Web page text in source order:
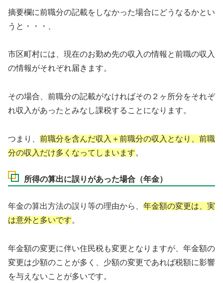
摘要欄に前職分の記載をしなかった場合にどうなるかとい
うと・・・、
市区町村には、現在のお勤め先の収入の情報と前職の収入
の情報がそれぞれ届きます。
その場合、前職分の記載がなければその２ヶ所分をそれぞ
れ収入があったとみなし課税することになります。
つまり、 前職分を含んだ収入＋前職分の収入となり、前職
分の収入だけ多くなってしまいます。
所得の算出に誤りがあった場合（年金）
年金の算出方法の誤り等の理由から、 年金額の変更は、実
は意外と多いです。
年金額の変更に伴い住民税も変更となりますが、年金額の
変更は少額のことが多く、少額の変更であれば税額に影響
を与えないことが多いです。